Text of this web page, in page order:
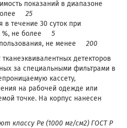
показаний в диапазоне
25
в течение 30 суток при
%, не более 5
не менее 200
тканеэквивалентных детекторов
за специальными фильтрами в
кассету,
на рабочей одежде или
точке. На корпус нанесен
классу Ре (1000 мг/см2) ГОСТ Р